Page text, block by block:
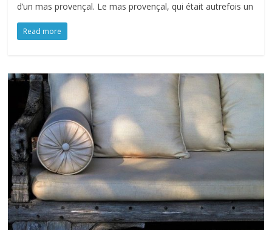
d’un mas provençal. Le mas provençal, qui était autrefois un
Read more